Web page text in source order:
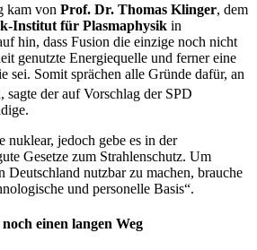
kam von Prof. Dr. Thomas Klinger, dem
Institut für Plasmaphysik in
hin, dass Fusion die einzige noch nicht
genutzte Energiequelle und ferner eine
sei. Somit sprächen alle Gründe dafür, an
sagte der auf Vorschlag der SPD
nuklear, jedoch gebe es in der
Gesetze zum Strahlenschutz. Um
Deutschland nutzbar zu machen, brauche
und personelle Basis“.
einen langen Weg